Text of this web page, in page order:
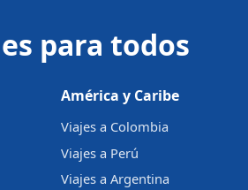
para todos
América y Caribe
Viajes a Colombia
Viajes a Perú
Viajes a Argentina